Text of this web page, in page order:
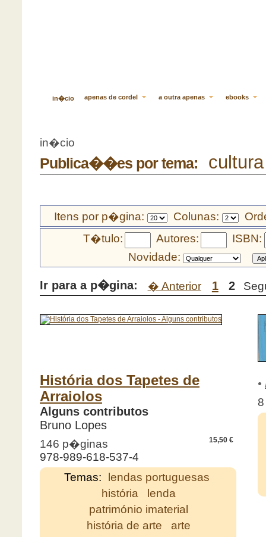
in�cio apenas de cordel a outra apenas ebooks
in�cio
Publica��es por tema:
Itens por p�gina: Colunas:
T�tulo:
Autores:
ISBN:
Novidade:
Ir para a p�gina: � Anterior 1 2
História dos Tapetes de
Arraiolos
Alguns contributos
Bruno Lopes
15,50 €
146 p�ginas
978-989-618-537-4
Temas:
lendas portuguesas
história
lenda
património imaterial
história de arte
arte
•